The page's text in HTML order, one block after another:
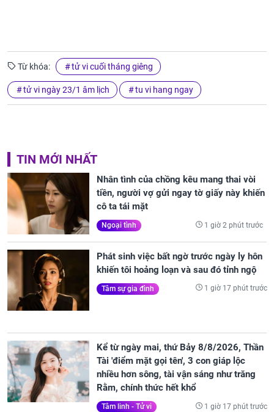
Từ khóa: tử vi cuối tháng giêng
tử vi ngày 23/1 âm lịch tu vi hang ngay
TIN MỚI NHẤT
Nhân tình của chồng kêu mang thai vòi
tiền, người vợ gửi ngay tờ giấy này khiến
cô ta tái mặt
Ngoại tình 1 giờ 2 phút trước
Phát sinh việc bất ngờ trước ngày ly hôn
khiến tôi hoảng loạn và sau đó tỉnh ngộ
Tâm sự gia đình 1 giờ 17 phút trước
Kể từ ngày mai, thứ Bảy 8/8/2026, Thần
Tài 'điểm mặt gọi tên', 3 con giáp lộc
nhiều hơn sông, tài vận sáng như trăng
Rằm, chính thức hết khổ
Tâm linh - Tử vi 1 giờ 17 phút trước